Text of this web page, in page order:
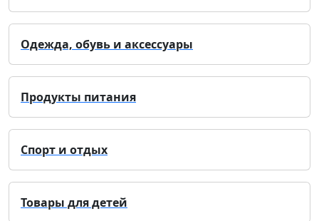
Одежда, обувь и аксессуары
Продукты питания
Спорт и отдых
Товары для детей